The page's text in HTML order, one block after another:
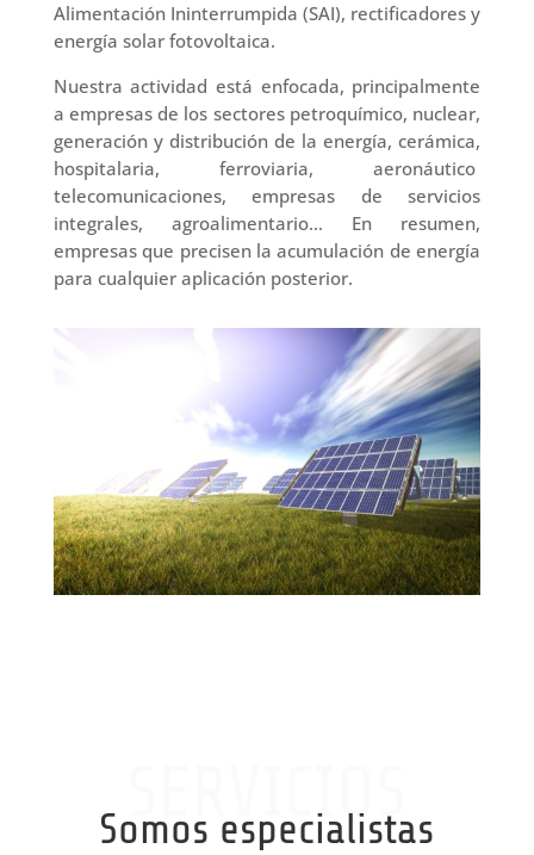
Alimentación Ininterrumpida (SAI), rectificadores y
energía solar fotovoltaica.
Nuestra actividad está enfocada, principalmente
a empresas de los sectores petroquímico, nuclear,
generación y distribución de la energía, cerámica,
hospitalaria, ferroviaria, aeronáutico
telecomunicaciones, empresas de servicios
integrales, agroalimentario… En resumen,
empresas que precisen la acumulación de energía
para cualquier aplicación posterior.
SERVICIOS
Somos especialistas